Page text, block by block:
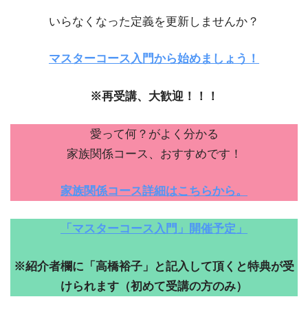
いらなくなった定義を更新しませんか？
マスターコース入門から始めましょう！
※再受講、大歓迎！！！
愛って何？がよく分かる
家族関係コース、おすすめです！
家族関係コース詳細はこちらから。
「マスターコース入門」開催予定」
※紹介者欄に「高橋裕子」と記入して頂くと特典が受
けられます（初めて受講の方のみ）